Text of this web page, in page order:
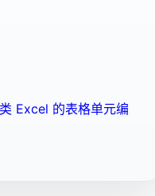
Excel 的表格单元编